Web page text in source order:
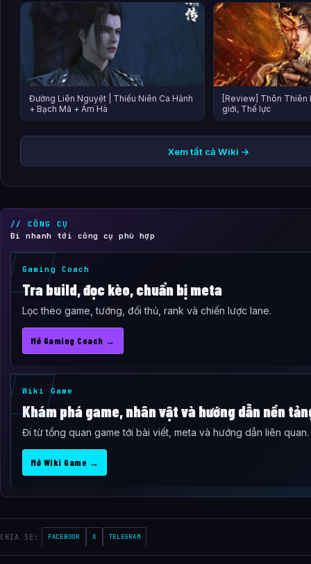
Đường Liên Nguyệt | Thiếu Niên Ca Hành
+ Bạch Mã + Ám Hà
[Review] Thôn Thiên
giới, Thế lực
Xem tất cả Wiki →
// CÔNG CỤ
Đi nhanh tới công cụ phù hợp
Gaming Coach
Tra build, đọc kèo, chuẩn bị meta
Lọc theo game, tướng, đối thủ, rank và chiến lược lane.
Mở Gaming Coach →
Wiki Game
Khám phá game, nhân vật và hướng dẫn nền
Đi từ tổng quan game tới bài viết, meta và hướng dẫn liên quan.
Mở Wiki Game →
CHIA SE: FACEBOOK X TELEGRAM